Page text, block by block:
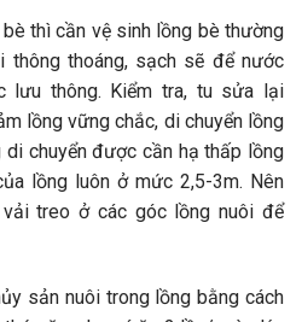
thì cần vệ sinh lồng bè thường
thông thoáng, sạch sẽ để nước
lưu thông. Kiểm tra, tu sửa lại
lồng vững chắc, di chuyển lồng
di chuyển được cần hạ thấp lồng
lồng luôn ở mức 2,5-3m. Nên
treo ở các góc lồng nuôi để
sản nuôi trong lồng bằng cách